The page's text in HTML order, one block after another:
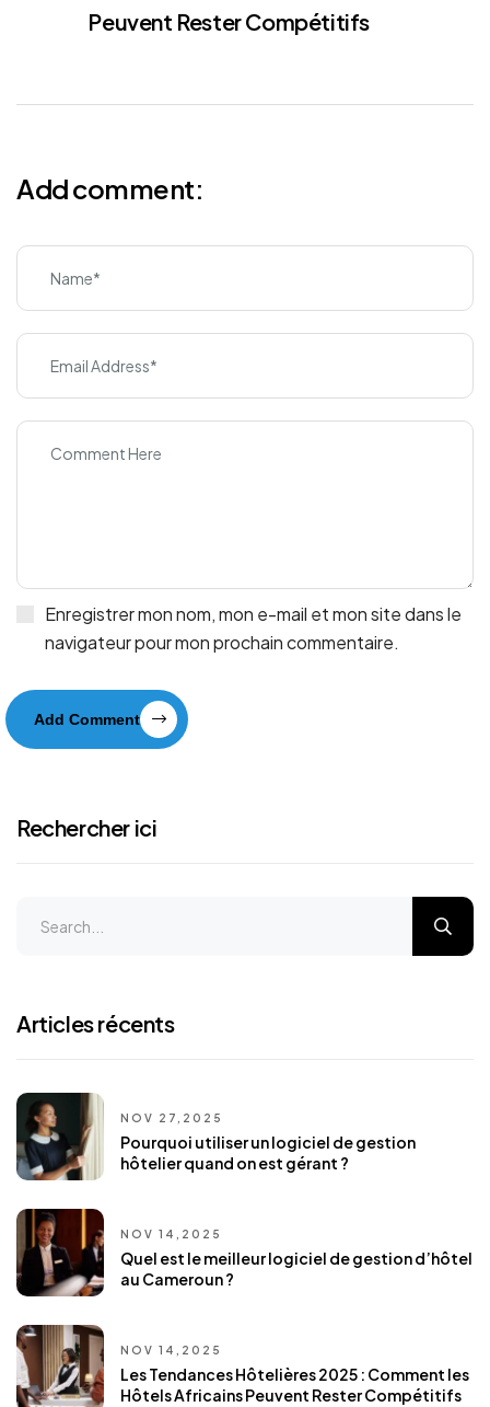
Peuvent Rester Compétitifs
Add comment:
Enregistrer mon nom, mon e-mail et mon site dans le
navigateur pour mon prochain commentaire.
Add Comment
Rechercher ici
Articles récents
NOV 27,2025
Pourquoi utiliser un logiciel de gestion
hôtelier quand on est gérant ?
NOV 14,2025
Quel est le meilleur logiciel de gestion d’hôtel
au Cameroun ?
NOV 14,2025
Les Tendances Hôtelières 2025 : Comment les
Hôtels Africains Peuvent Rester Compétitifs